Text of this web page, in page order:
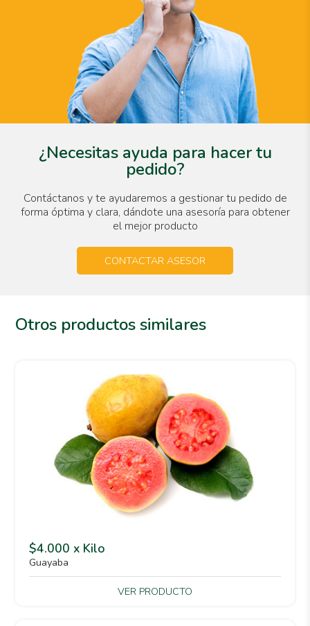
¿Necesitas ayuda para hacer tu
pedido?
Contáctanos y te ayudaremos a gestionar tu pedido de
forma óptima y clara, dándote una asesoría para obtener
el mejor producto
CONTACTAR ASESOR
Otros productos similares
$4.000 x Kilo
Guayaba
VER PRODUCTO